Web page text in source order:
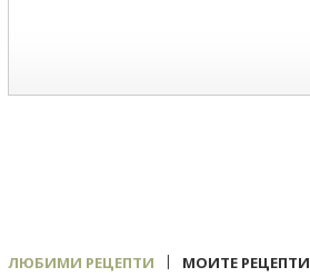
ЛЮБИМИ РЕЦЕПТИ | МОИТЕ РЕЦЕПТИ